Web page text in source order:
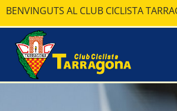
BENVINGUTS AL CLUB CICLISTA